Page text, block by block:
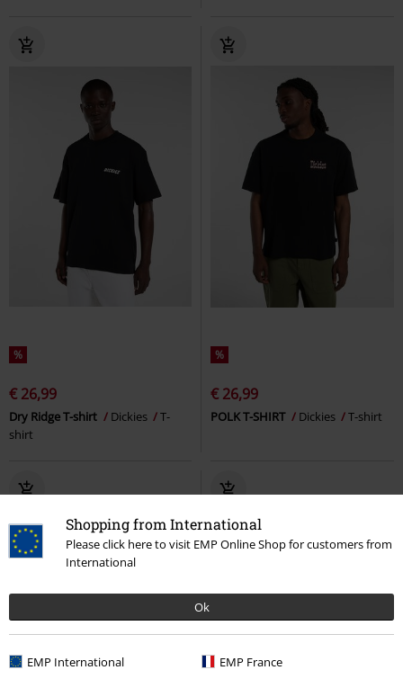
Shopping from International
Please click here to visit EMP Online Shop for customers from
International
Ok
EMP International EMP France
%
€ 26,99
Dry Ridge T-shirt Dickies
T-
shirt
%
€ 26,99
POLK T-SHIRT Dickies T-shirt